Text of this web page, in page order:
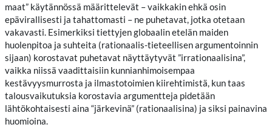
maat” käytännössä määrittelevät – vaikkakin ehkä osin
epävirallisesti ja tahattomasti – ne puhetavat, jotka otetaan
vakavasti. Esimerkiksi tiettyjen globaalin etelän maiden
huolenpitoa ja suhteita (rationaalis-tieteellisen argumentoinnin
sijaan) korostavat puhetavat näyttäytyvät ”irrationaalisina”,
vaikka niissä vaadittaisiin kunnianhimoisempaa
kestävyysmurrosta ja ilmastotoimien kiirehtimistä, kun taas
talousvaikutuksia korostavia argumentteja pidetään
lähtökohtaisesti aina “järkevinä” (rationaalisina) ja siksi painavina
huomioina.